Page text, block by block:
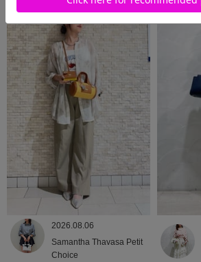
2026.08.06
Samantha Thavasa Petit
Choice